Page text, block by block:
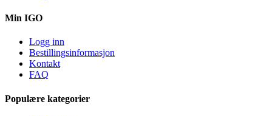
Min IGO
Logg inn
Bestillingsinformasjon
Kontakt
FAQ
Populære kategorier